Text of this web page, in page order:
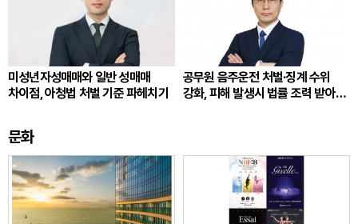
미성년자성매매와 일반 성매매
차이점, 아청법 처벌 기준 파헤치기
공무원 음주운전 처벌·징계 수위
강화, 피해 발생시 법률 조력 받아
문화